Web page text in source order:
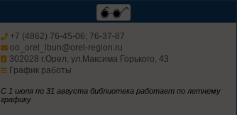
+7 (4862) 76-45-06; 76-37-87
oo_orel_lbun@orel-region.ru
302028 г.Орел, ул.Максима Горького, 43
График работы
С 1 июля по 31 августа библиотека работает по летнему
графику
Книги юбиляры 2026
Метаморфозы
Пиноккио
К 145-летию выхода книги